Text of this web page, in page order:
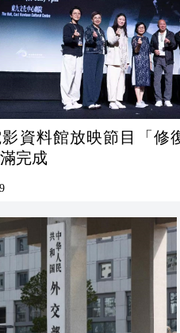
資料館放映節目「修
完成